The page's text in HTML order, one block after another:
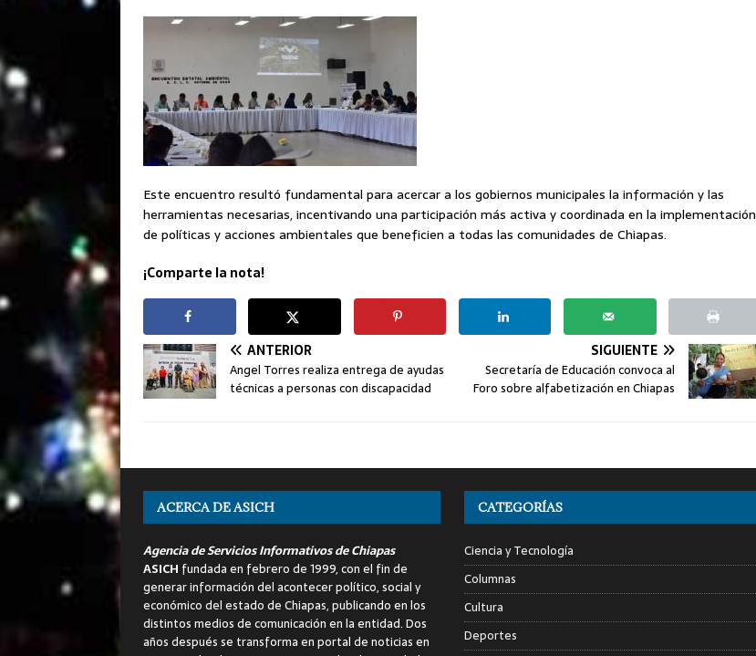
Este encuentro resultó fundamental para acercar a los gobiernos municipales la información y las
herramientas necesarias, incentivando una participación más activa y coordinada en la implementación
de políticas y acciones ambientales que beneficien a todas las comunidades de Chiapas.
¡Comparte la nota!
ANTERIOR
Angel Torres realiza entrega de ayudas
técnicas a personas con discapacidad
SIGUIENTE
Secretaría de Educación convoca al
Foro sobre alfabetización en Chiapas
ACERCA DE ASICH
Agencia de Servicios Informativos de Chiapas
ASICH fundada en febrero de 1999, con el fin de
generar información del acontecer político, social y
económico del estado de Chiapas, publicando en los
distintos medios de comunicación en la entidad. Dos
años después se transforma en portal de noticias en
CATEGORÍAS
Ciencia y Tecnología
Columnas
Cultura
Deportes